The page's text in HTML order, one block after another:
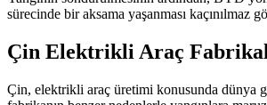
sürecinde bir aksama yaşanması
Çin Elektrikli Araç
Çin, elektrikli araç üretimi konusunda dünya